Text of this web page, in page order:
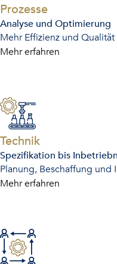
Prozesse-
Analyse und Optimierung
Mehr Effizienz und
Mehr erfahren
Technik-
Spezifikation bis
Planung, Beschaffung und
Mehr erfahren